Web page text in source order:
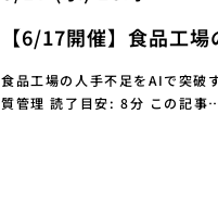
【6/17開催】食品工
食品工場の人手不足をAIで突破
質管理 読了目安: 8分 この記事